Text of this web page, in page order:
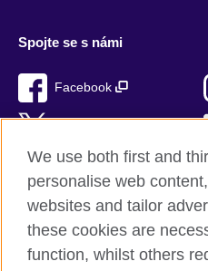
Spojte se s námi
Facebook
TikTok
British Council ve světě
We use both first and
personalise web
websites and tailor
these cookies are
function, whilst others